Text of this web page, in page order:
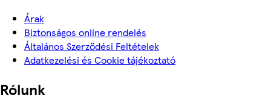
Árak
Biztonságos online rendelés
Általános Szerződési Feltételek
Adatkezelési és Cookie tájékoztató
Rólunk